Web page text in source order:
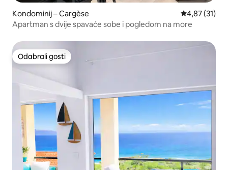
Kondominij – Cargèse Prosječna
4,87 (31)
Apartman s dvije spavaće sobe i pogledom na more
Odabrali gosti
Odabrali gosti